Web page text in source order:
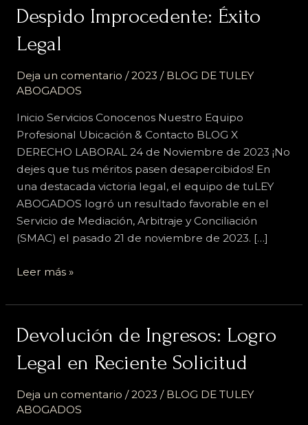
Despido Improcedente: Éxito
Legal
Deja un comentario /2023 / BLOG DE TULEY
ABOGADOS
Inicio Servicios Conocenos Nuestro Equipo
Profesional Ubicación & Contacto BLOG X
DERECHO LABORAL 24 de Noviembre de 2023 ¡No
dejes que tus méritos pasen desapercibidos! En
una destacada victoria legal, el equipo de tuLEY
ABOGADOS logró un resultado favorable en el
Servicio de Mediación, Arbitraje y Conciliación
(SMAC) el pasado 21 de noviembre de 2023. […]
Despido
Improcedente:
Éxito
Leer más »
Devolución de Ingresos: Logro
Legal en Reciente Solicitud
Deja un comentario /2023 / BLOG DE TULEY
ABOGADOS
Devolución
Ingresos:
Legal
en